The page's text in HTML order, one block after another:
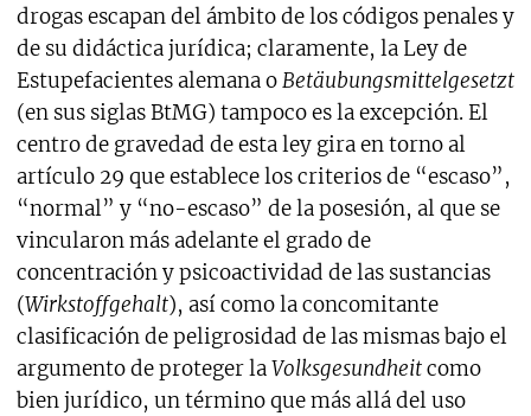
drogas escapan del ámbito de los códigos penales y
de su didáctica jurídica; claramente, la Ley de
Estupefacientes alemana oBetäubungsmittelgesetzt
(en sus siglas BtMG) tampoco es la excepción. El
centro de gravedad de esta ley gira en torno al
artículo 29 que establece los criterios de “escaso”,
“normal” y “no-escaso” de la posesión, al que se
vincularon más adelante el grado de
concentración y psicoactividad de las sustancias
(Wirkstoffgehalt), así como la concomitante
clasificación de peligrosidad de las mismas bajo el
argumento de proteger laVolksgesundheitcomo
bien jurídico, un término que más allá del uso